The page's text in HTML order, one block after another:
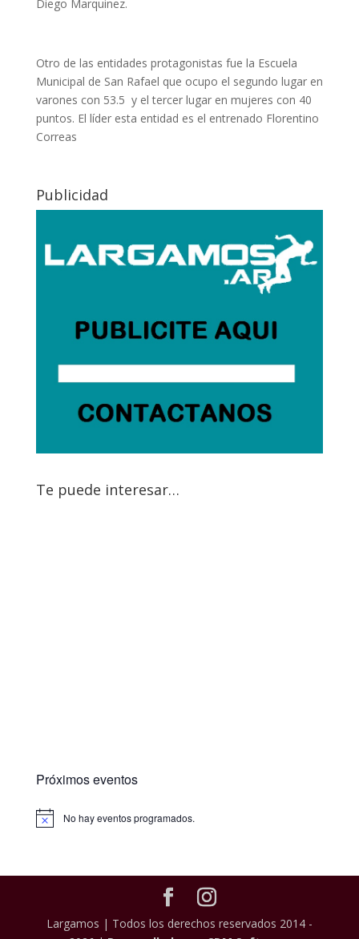
Diego Marquinez.
Otro de las entidades protagonistas fue la Escuela
Municipal de San Rafael que ocupo el segundo lugar en
varones con 53.5 y el tercer lugar en mujeres con 40
puntos. El líder esta entidad es el entrenado Florentino
Correas
Publicidad
Te puede interesar…
Próximos eventos
No hay eventos programados.
Largamos | Todos los derechos reservados 2014 -